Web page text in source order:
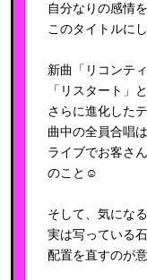
自分なりの感情
このタイトルに
新曲「リコンテ
「リスタート」
さらに進化した
曲中の全員合唱
ライブでお客さ
のこと☺️
そして、気にな
実は写っている
配置を直すのが